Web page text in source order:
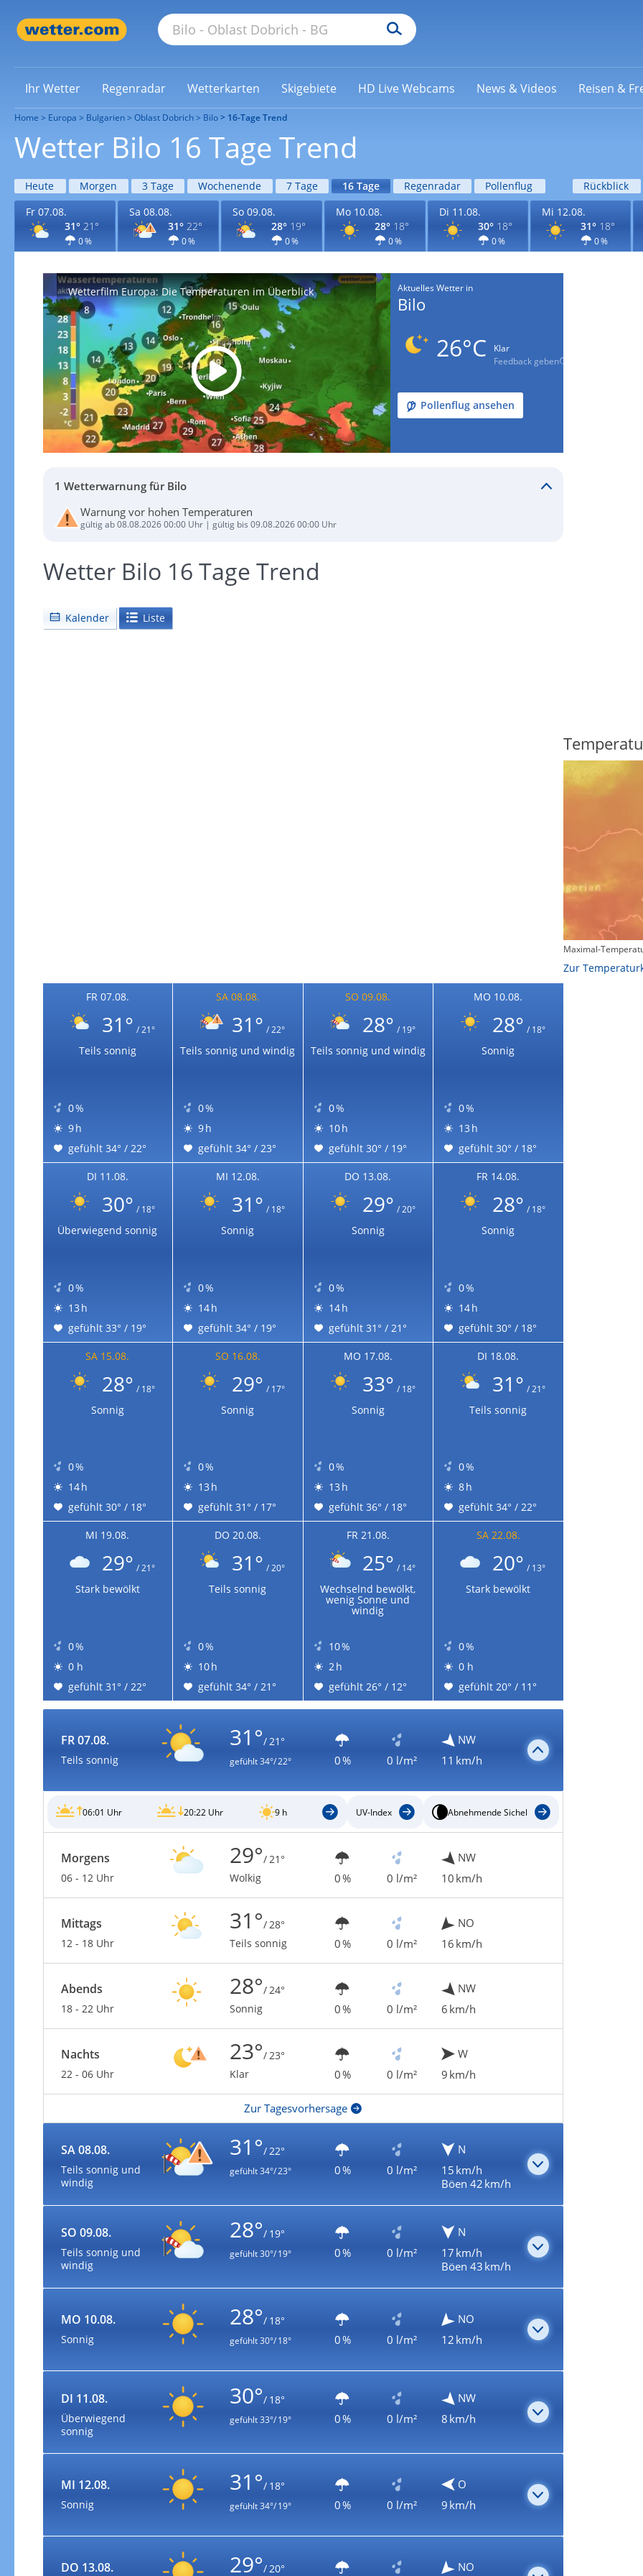
Ihr Wetter Regenradar Wetterkarten Skigebiete HD Live Webcams News & Videos Reisen &
Home Europa Bulgarien Oblast Dobrich Bilo 16-Tage Trend
Wetter Bilo 16 Tage Trend
Heute Morgen 3 Tage Wochenende 7 Tage 16 Tage Regenradar Pollenflug
Rückblick
Fr 07.08.
31° 21°
0 %
Sa 08.08.
31° 22°
0 %
So 09.08.
28° 19°
0 %
Mo 10.08.
28° 18°
0 %
Di 11.08.
30° 18°
0 %
Mi 12.08.
31° 18°
0 %
Wetterfilm Europa: Die Temperaturen im Überblick Aktuelles Wetter in
Bilo
26°C
Klar
Feedback geben
Pollenflug ansehen
1 Wetterwarnung für Bilo
Warnung vor hohen Temperaturen
gültig ab 08.08.2026 00:00 Uhr | gültig bis 09.08.2026 00:00 Uhr
Wetter Bilo 16 Tage Trend
Kalender Liste
FR 07.08.
31° / 21°
Teils sonnig
0 %
9 h
gefühlt 34° / 22°
SA 08.08.
31° / 22°
Teils sonnig und windig
0 %
9 h
gefühlt 34° / 23°
SO 09.08.
28° / 19°
Teils sonnig und windig
0 %
10 h
gefühlt 30° / 19°
MO 10.08.
28° / 18°
Sonnig
0 %
13 h
gefühlt 30° / 18°
DI 11.08.
30° / 18°
Überwiegend sonnig
0 %
13 h
gefühlt 33° / 19°
MI 12.08.
31° / 18°
Sonnig
0 %
14 h
gefühlt 34° / 19°
DO 13.08.
29° / 20°
Sonnig
0 %
14 h
gefühlt 31° / 21°
FR 14.08.
28° / 18°
Sonnig
0 %
14 h
gefühlt 30° / 18°
SA 15.08.
28° / 18°
Sonnig
0 %
14 h
gefühlt 30° / 18°
SO 16.08.
29° / 17°
Sonnig
0 %
13 h
gefühlt 31° / 17°
MO 17.08.
33° / 18°
Sonnig
0 %
13 h
gefühlt 36° / 18°
DI 18.08.
31° / 21°
Teils sonnig
0 %
8 h
gefühlt 34° / 22°
MI 19.08.
29° / 21°
Stark bewölkt
0 %
0 h
gefühlt 31° / 22°
DO 20.08.
31° / 20°
Teils sonnig
0 %
10 h
gefühlt 34° / 21°
FR 21.08.
25° / 14°
Wechselnd bewölkt,
wenig Sonne und
windig
10 %
2 h
gefühlt 26° / 12°
SA 22.08.
20° / 13°
Stark bewölkt
0 %
0 h
gefühlt 20° / 11°
FR 07.08.
Teils sonnig
31°/ 21°
gefühlt34°/ 22° 0 % 0 l/m²
NW
11 km/h
06:01 Uhr 20:22 Uhr 9 h UV-Index Abnehmende Sichel
Morgens
06 - 12 Uhr
29°/ 21°
Wolkig
0 % 0 l/m²
NW
10 km/h
Mittags
12 - 18 Uhr
31°/ 28°
Teils sonnig
0 % 0 l/m²
NO
16 km/h
Abends
18 - 22 Uhr
28°/ 24°
Sonnig
0 % 0 l/m²
NW
6 km/h
Nachts
22 - 06 Uhr
23°/ 23°
Klar
0 % 0 l/m²
W
9 km/h
Zur Tagesvorhersage
SA 08.08.
Teils sonnig und
windig
31°/ 22°
gefühlt34°/ 23° 0 % 0 l/m²
N
15 km/h
Böen 42 km/h
SO 09.08.
Teils sonnig und
windig
28°/ 19°
gefühlt30°/ 19° 0 % 0 l/m²
N
17 km/h
Böen 43 km/h
MO 10.08.
Sonnig
28°/ 18°
gefühlt30°/ 18° 0 % 0 l/m²
NO
12 km/h
DI 11.08.
Überwiegend
sonnig
30°/ 18°
gefühlt33°/ 19° 0 % 0 l/m²
NW
8 km/h
MI 12.08.
Sonnig
31°/ 18°
gefühlt34°/ 19° 0 % 0 l/m²
O
9 km/h
DO 13.08. 29°/ 20° NO
Maximal-
Zur